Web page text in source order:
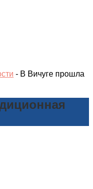
- В Вичуге прошла